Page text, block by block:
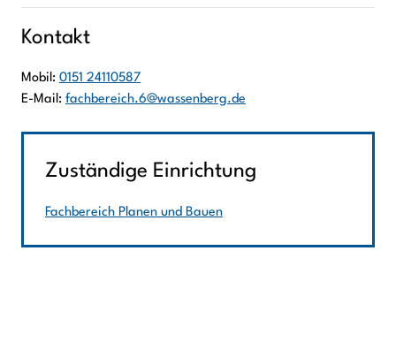
Kontakt
Mobil: 0151 24110587
E-Mail: fachbereich.6@wassenberg.de
Zuständige Einrichtung
Fachbereich Planen und Bauen